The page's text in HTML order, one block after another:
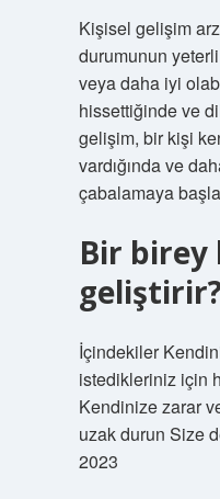
Kişisel gelişim
durumunun yeterli
veya daha iyi
hissettiğinde ve
gelişim, bir kişi
vardığında ve
çabalamaya
Bir birey
İçindekiler
istedikleriniz için
Kendinize zarar
uzak durun Size
2023